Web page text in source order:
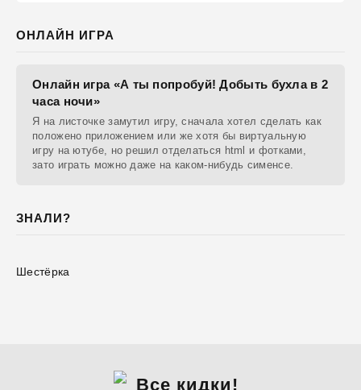
ОНЛАЙН ИГРА
Онлайн игра «А ты попробуй! Добыть бухла в 2
часа ночи»
Я на листочке замутил игру, сначала хотел сделать как
положено приложением или же хотя бы виртуальную
игру на ютубе, но решил отделаться html и фотками,
зато играть можно даже на каком-нибудь сименсе.
ЗНАЛИ?
Шестёрка